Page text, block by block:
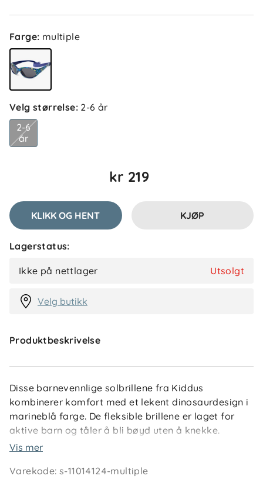
Farge: multiple
Velg størrelse: 2-6 år
2-6
år
kr 219
KLIKK OG HENT KJØP
Lagerstatus:
Ikke på nettlager Utsolgt
Velg butikk
Produktbeskrivelse
Disse barnevennlige solbrillene fra Kiddus
kombinerer komfort med et lekent dinosaurdesign i
marineblå farge. De fleksible brillene er laget for
aktive barn og tåler å bli bøyd uten å knekke.
godt på plass under lek og aktivitet. Med UV400-
Vis mer
Varekode:s-11014124-multiple